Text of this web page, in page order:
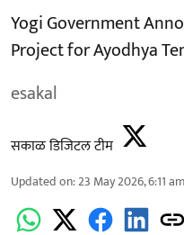
Yogi Government
Project for Ayodhya
esakal
सकाळ डिजिटल टीम
Updated on:23 May 2026, 6:11 am